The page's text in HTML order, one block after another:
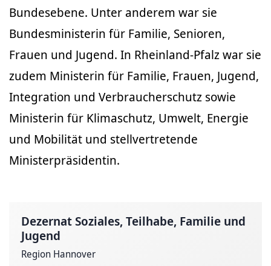
Bundesebene. Unter anderem war sie
Bundesministerin für Familie, Senioren,
Frauen und Jugend. In Rheinland-Pfalz war sie
zudem Ministerin für Familie, Frauen, Jugend,
Integration und Verbraucherschutz sowie
Ministerin für Klimaschutz, Umwelt, Energie
und Mobilität und stellvertretende
Ministerpräsidentin.
Dezernat Soziales, Teilhabe, Familie und
Jugend
Region Hannover